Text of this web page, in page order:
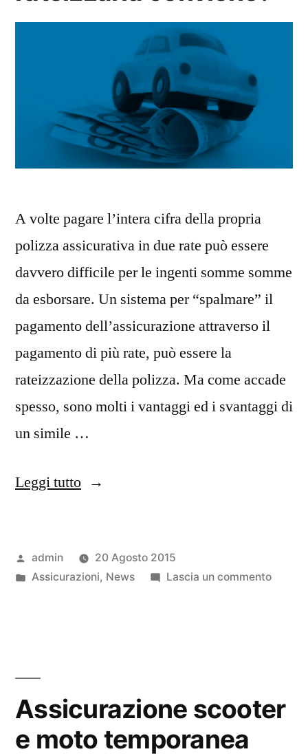
A volte pagare l’intera cifra della propria
polizza assicurativa in due rate può essere
davvero difficile per le ingenti somme somme
da esborsare. Un sistema per “spalmare” il
pagamento dell’assicurazione attraverso il
pagamento di più rate, può essere la
rateizzazione della polizza. Ma come accade
spesso, sono molti i vantaggi ed i svantaggi di
un simile …
Leggi tutto“Assicurazione
conviene?”
Pubblicato
da
admin
20 Agosto 2015
Pubblicato
Assicurazioni, News Lascia un commentosu
Assicurazione scooter
e moto temporanea